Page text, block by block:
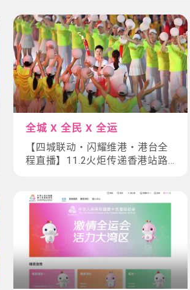
全城 X 全民 X 全运
【四城联动・闪耀维港・港台全
程直播】11.2火炬传递香港站路